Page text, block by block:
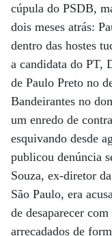
cúpula do PSDB,
dois meses atrás:
dentro das hostes
a candidata do PT,
de Paulo Preto no
Bandeirantes no
um enredo de
esquivando desde
publicou denúncia
Souza, ex-diretor
São Paulo, era
de desaparecer
arrecadados de